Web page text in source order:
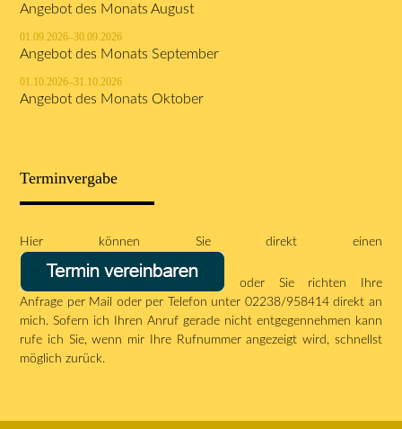
Angebot des Monats August
01.09.2026–30.09.2026
Angebot des Monats September
01.10.2026–31.10.2026
Angebot des Monats Oktober
Terminvergabe
Hier können Sie direkt einen
oder Sie richten Ihre
Anfrage per Mail oder per Telefon unter 02238/958414 direkt an
mich. Sofern ich Ihren Anruf gerade nicht entgegennehmen kann
rufe ich Sie, wenn mir Ihre Rufnummer angezeigt wird, schnellst
möglich zurück.